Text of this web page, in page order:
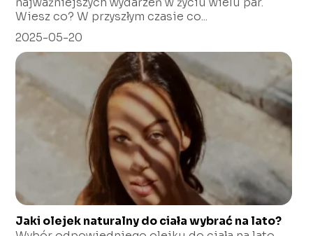
Wiesz co? W przyszłym czasie co...
2025-05-20
Jaki olejek naturalny do ciała wybrać na lato?